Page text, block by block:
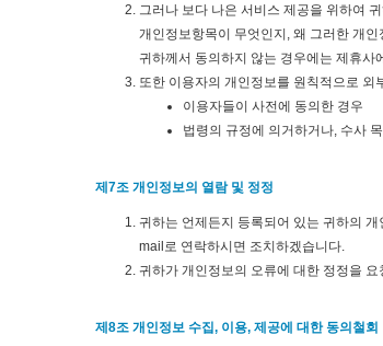
그러나 보다 나은 서비스 제공을 위하여
개인정보항목이 무엇인지, 왜 그러한 개
귀하께서 동의하지 않는 경우에는 제휴
또한 이용자의 개인정보를 원칙적으로
이용자들이 사전에 동의한 경우
법령의 규정에 의거하거나, 수사
제7조 개인정보의 열람 및 정정
귀하는 언제든지 등록되어 있는 귀하의
mail로 연락하시면 조치하겠습니다.
귀하가 개인정보의 오류에 대한 정정을
제8조 개인정보 수집, 이용, 제공에 대한 동의철회